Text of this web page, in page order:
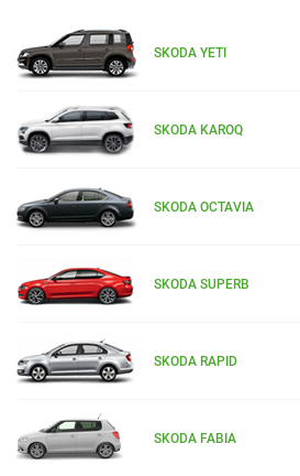
SKODA YETI
SKODA KAROQ
SKODA OCTAVIA
SKODA SUPERB
SKODA RAPID
SKODA FABIA